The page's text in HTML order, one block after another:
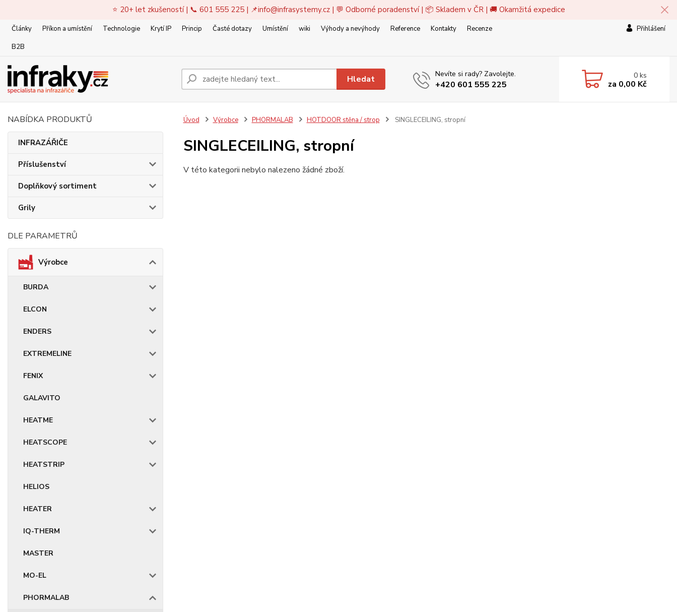
⭐ 20+ let zkušeností | 📞 601 555 225 | 📌info@infrasystemy.cz| 💬 Odborné poradenství | 📦 Skladem v ČR | 🚚 Okamžitá expedice
Články Příkon a umístění Technologie Krytí IP Princip Časté dotazy Umístění wiki Výhody a nevýhody Reference Kontakty
Recenze
B2B
Přihlášení
Hledat Nevíte si rady? Zavolejte.
+420 601 555 225
0 ks
za 0,00 Kč
NABÍDKA PRODUKTŮ
INFRAZÁŘIČE
Příslušenství
Doplňkový sortiment
Grily
DLE PARAMETRŮ
Výrobce
BURDA
ELCON
ENDERS
EXTREMELINE
FENIX
GALAVITO
HEATME
HEATSCOPE
HEATSTRIP
HELIOS
HEATER
IQ-THERM
MASTER
MO-EL
PHORMALAB
Úvod Výrobce PHORMALAB HOTDOOR stěna / strop SINGLECEILING, stropní
SINGLECEILING, stropní
V této kategorii nebylo nalezeno žádné zboží.